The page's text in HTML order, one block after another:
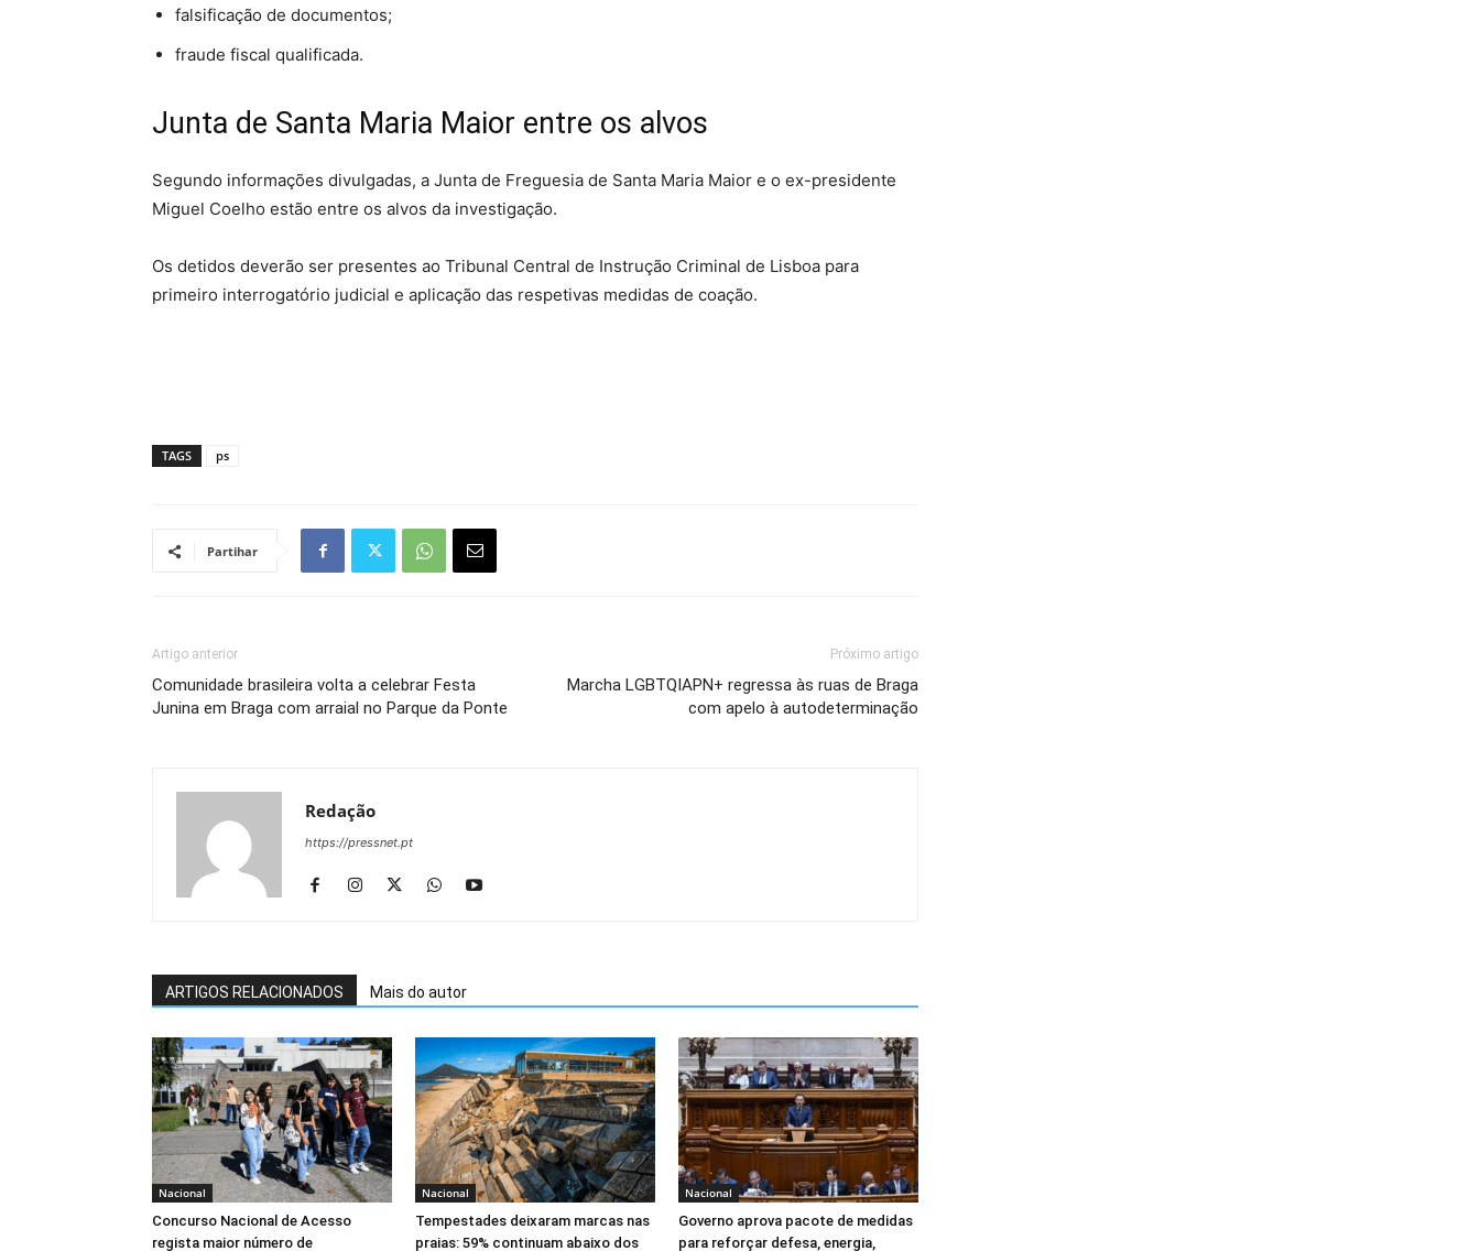
falsificação de documentos;
fraude fiscal qualificada.
Junta de Santa Maria Maior entre os alvos
Segundo informações divulgadas, a Junta de Freguesia de Santa Maria Maior e o ex-presidente
Miguel Coelho estão entre os alvos da investigação.
Os detidos deverão ser presentes ao Tribunal Central de Instrução Criminal de Lisboa para
primeiro interrogatório judicial e aplicação das respetivas medidas de coação.
TAGS ps
Partihar
Artigo anterior
Comunidade brasileira volta a celebrar Festa
Junina em Braga com arraial no Parque da Ponte
Próximo artigo
Marcha LGBTQIAPN+ regressa às ruas de Braga
com apelo à autodeterminação
Redação
https://pressnet.pt
ARTIGOS RELACIONADOS Mais do autor
Nacional
Concurso Nacional de Acesso
regista maior número de
Nacional
Tempestades deixaram marcas nas
praias: 59% continuam abaixo dos
Nacional
Governo aprova pacote de medidas
para reforçar defesa, energia,